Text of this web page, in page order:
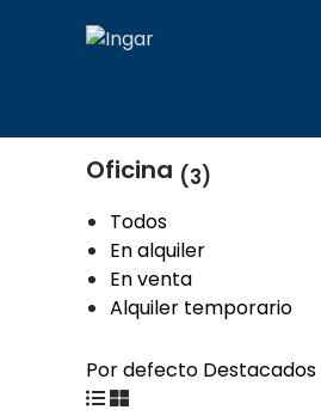
Oficina (3)
Todos
En alquiler
En venta
Alquiler temporario
Por defecto Destacados